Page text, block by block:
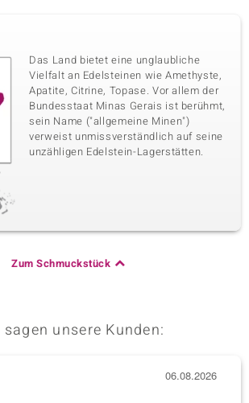
Das Land bietet eine unglaubliche
Vielfalt an Edelsteinen wie Amethyste,
Apatite, Citrine, Topase. Vor allem der
Bundesstaat Minas Gerais ist berühmt,
sein Name ("allgemeine Minen")
verweist unmissverständlich auf seine
unzähligen Edelstein-Lagerstätten.
Zum Schmuckstück
sagen unsere Kunden:
06.08.2026